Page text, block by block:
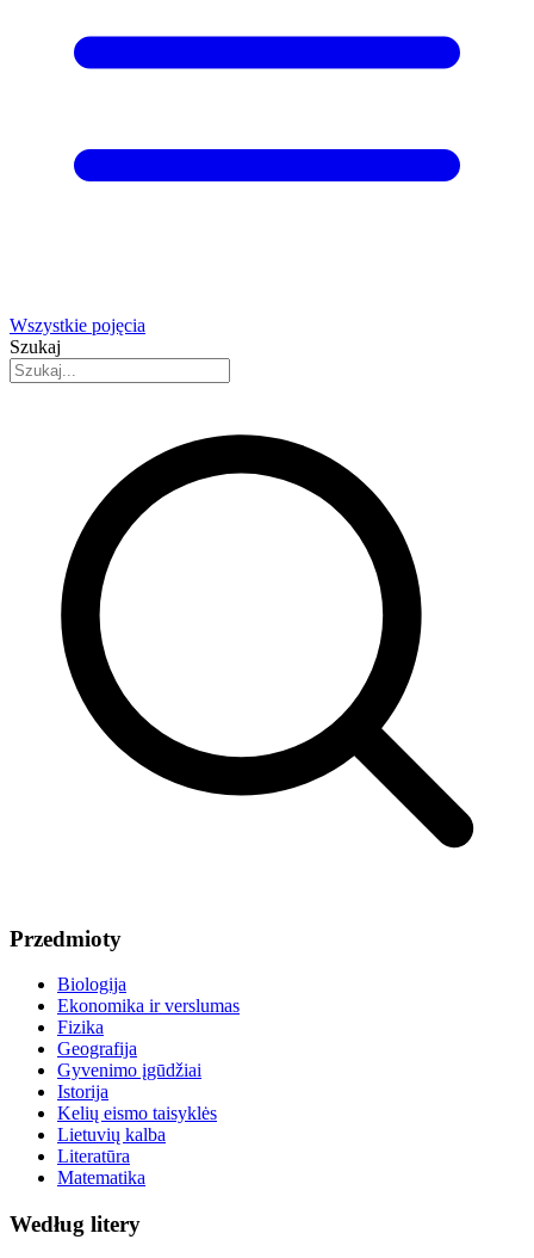
Wszystkie pojęcia
Szukaj
Przedmioty
Biologija
Ekonomika ir verslumas
Fizika
Geografija
Gyvenimo įgūdžiai
Istorija
Kelių eismo taisyklės
Lietuvių kalba
Literatūra
Matematika
Według litery